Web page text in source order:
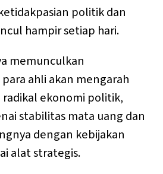
politik dan
hampir setiap hari.
memunculkan
ahli akan mengarah
radikal ekonomi politik,
stabilitas mata uang dan
dengan kebijakan
alat strategis.